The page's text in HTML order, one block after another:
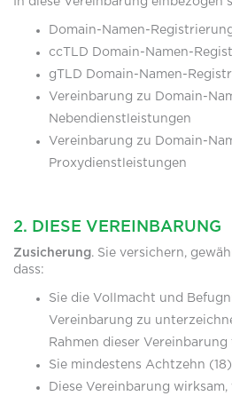
Domain-Namen-
ccTLD Domain-Namen-
gTLD Domain-Namen-
Vereinbarung zu Domain-
Nebendienstleistungen
Vereinbarung zu Domain-
Proxydienstleistungen
2. DIESE VEREINBARUNG
Zusicherung. Sie versichern,
dass:
Sie die Vollmacht und
Vereinbarung zu
Rahmen dieser
Sie mindestens Achtzehn
Diese Vereinbarung